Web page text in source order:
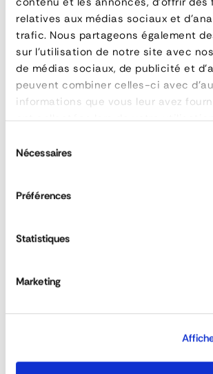
relatives aux médias sociaux et
trafic. Nous partageons également
sur l'utilisation de notre site avec
de médias sociaux, de publicité et
peuvent combiner celles-ci avec
informations que vous leur avez
duNécessaires
Préférences
Statistiques
Marketing
Plate
HF
FEATURES
manufacturerALTEC FRANCE
largeur utile (mm)
poids61 kg
typeRemovable loading plates
DOWNLOAD DATA SHEET
QUESTIONS &